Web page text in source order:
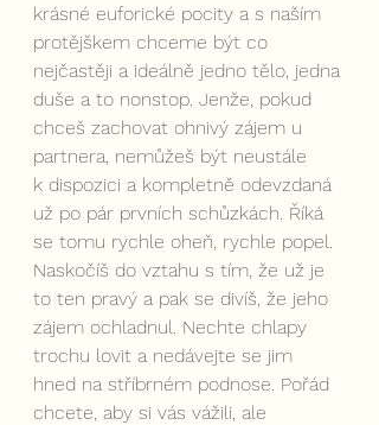
krásné euforické pocity a s naším
protějškem chceme být co
nejčastěji a ideálně jedno tělo, jedna
duše a to nonstop. Jenže, pokud
chceš zachovat ohnivý zájem u
partnera, nemůžeš být neustále
k dispozici a kompletně odevzdaná
už po pár prvních schůzkách. Říká
se tomu rychle oheň, rychle popel.
Naskočíš do vztahu s tím, že už je
to ten pravý a pak se divíš, že jeho
zájem ochladnul. Nechte chlapy
trochu lovit a nedávejte se jim
hned na stříbrném podnose. Pořád
chcete, aby si vás vážili, ale